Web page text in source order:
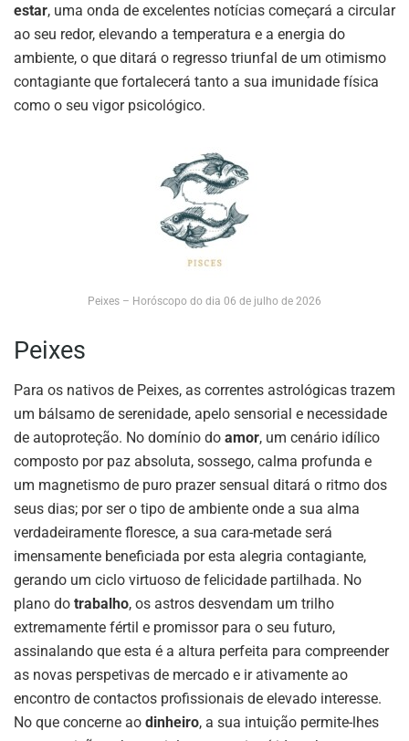
estar, uma onda de excelentes notícias começará a circular
ao seu redor, elevando a temperatura e a energia do
ambiente, o que ditará o regresso triunfal de um otimismo
contagiante que fortalecerá tanto a sua imunidade física
como o seu vigor psicológico.
Peixes – Horóscopo do dia 06 de julho de 2026
Peixes
Para os nativos de Peixes, as correntes astrológicas trazem
um bálsamo de serenidade, apelo sensorial e necessidade
de autoproteção. No domínio do amor, um cenário idílico
composto por paz absoluta, sossego, calma profunda e
um magnetismo de puro prazer sensual ditará o ritmo dos
seus dias; por ser o tipo de ambiente onde a sua alma
verdadeiramente floresce, a sua cara-metade será
imensamente beneficiada por esta alegria contagiante,
gerando um ciclo virtuoso de felicidade partilhada. No
plano do trabalho, os astros desvendam um trilho
extremamente fértil e promissor para o seu futuro,
assinalando que esta é a altura perfeita para compreender
as novas perspetivas de mercado e ir ativamente ao
encontro de contactos profissionais de elevado interesse.
No que concerne ao dinheiro, a sua intuição permite-lhes